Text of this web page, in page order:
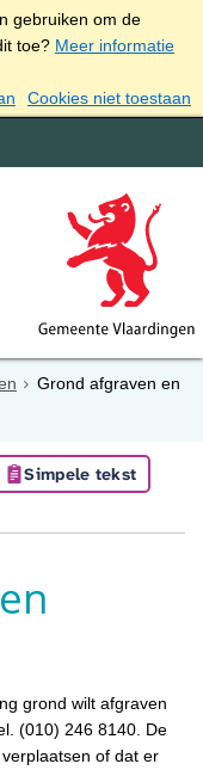
gebruiken om de
toe? Meer informatie
Cookies niet toestaan
Grond afgraven en
Simpele tekst
grond wilt afgraven
(010) 246 8140. De
of dat er